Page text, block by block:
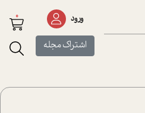
ورود
اشتراک مجله
0